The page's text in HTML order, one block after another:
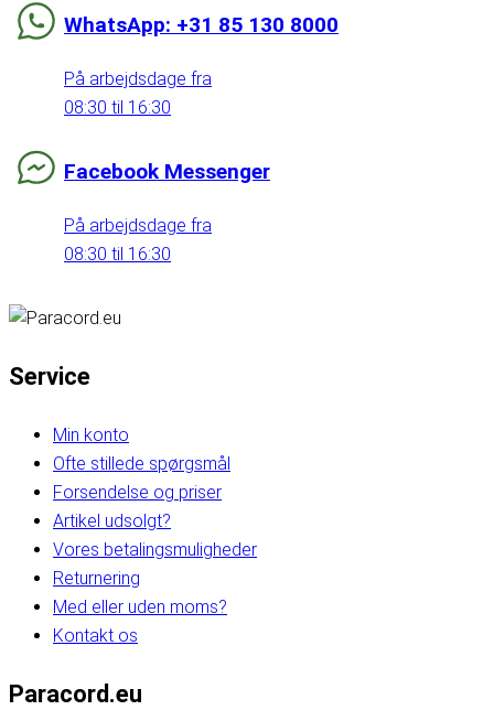
WhatsApp: +31 85 130 8000
På arbejdsdage fra
08:30 til 16:30
Facebook Messenger
På arbejdsdage fra
08:30 til 16:30
Service
Min konto
Ofte stillede spørgsmål
Forsendelse og priser
Artikel udsolgt?
Vores betalingsmuligheder
Returnering
Med eller uden moms?
Kontakt os
Paracord.eu